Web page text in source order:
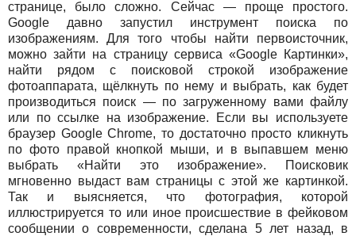
странице, было сложно. Сейчас — проще простого.
Google давно запустил инструмент поиска по
изображениям. Для того чтобы найти первоисточник,
можно зайти на страницу сервиса «Google Картинки»,
найти рядом с поисковой строкой изображение
фотоаппарата, щёлкнуть по нему и выбрать, как будет
производиться поиск — по загруженному вами файлу
или по ссылке на изображение. Если вы используете
браузер Google Chrome, то достаточно просто кликнуть
по фото правой кнопкой мыши, и в выпавшем меню
выбрать «Найти это изображение». Поисковик
мгновенно выдаст вам страницы с этой же картинкой.
Так и выясняется, что фотография, которой
иллюстрируется то или иное происшествие в фейковом
сообщении о современности, сделана 5 лет назад, в